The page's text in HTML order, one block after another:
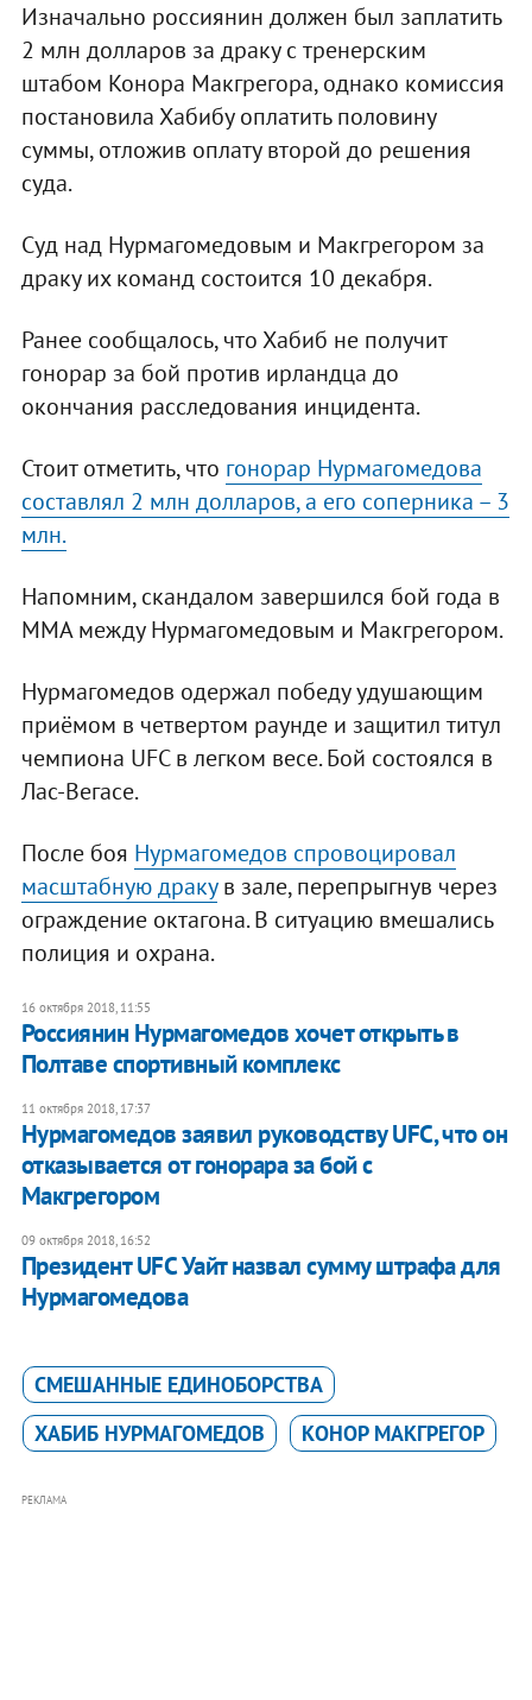
Изначально россиянин должен был заплатить
2 млн долларов за драку с тренерским
штабом Конора Макгрегора, однако комиссия
постановила Хабибу оплатить половину
суммы, отложив оплату второй до решения
суда.
Суд над Нурмагомедовым и Макгрегором за
драку их команд состоится 10 декабря.
Ранее сообщалось, что Хабиб не получит
гонорар за бой против ирландца до
окончания расследования инцидента.
Стоит отметить, что гонорар Нурмагомедова
составлял 2 млн долларов, а его соперника – 3
млн.
Напомним, скандалом завершился бой года в
ММА между Нурмагомедовым и Макгрегором.
Нурмагомедов одержал победу удушающим
приёмом в четвертом раунде и защитил титул
чемпиона UFC в легком весе. Бой состоялся в
Лас-Вегасе.
После боя Нурмагомедов спровоцировал
масштабную дракув зале, перепрыгнув через
ограждение октагона. В ситуацию вмешались
полиция и охрана.
16 октября 2018, 11:55
Россиянин Нурмагомедов хочет открыть в
Полтаве спортивный комплекс
11 октября 2018, 17:37
Нурмагомедов заявил руководству UFC, что он
отказывается от гонорара за бой с
Макгрегором
09 октября 2018, 16:52
Президент UFC Уайт назвал сумму штрафа для
Нурмагомедова
СМЕШАННЫЕ ЕДИНОБОРСТВА
ХАБИБ НУРМАГОМЕДОВ
КОНОР МАКГРЕГОР
РЕКЛАМА